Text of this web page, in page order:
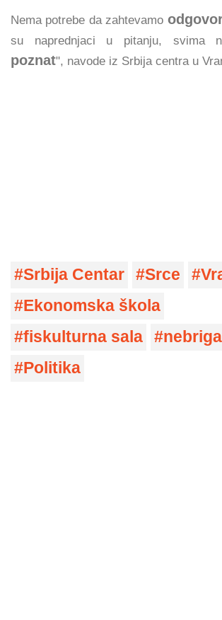
Nema potrebe da zahtevamo
su naprednjaci u pitanju, svima
poznat", navode iz Srbija centra u
Srbija Centar Srce
Ekonomska škola
fiskulturna sala
nebriga
Politika